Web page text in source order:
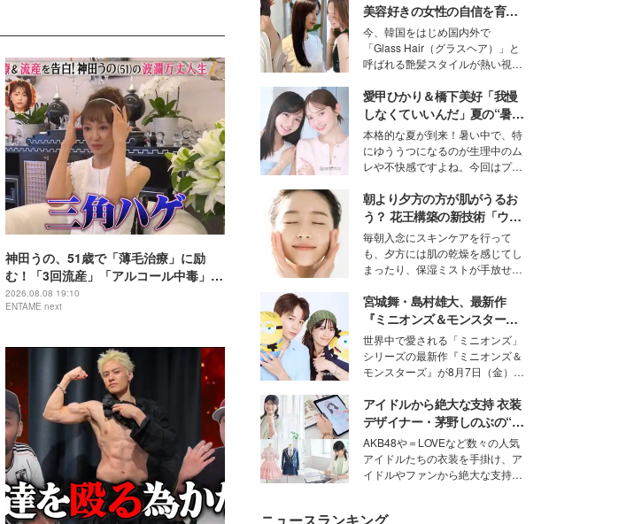
神田うの、51歳で「薄毛治療」に励
む！「3回流産」「アルコール中毒」自
身の過去を赤裸々告白
2026.08.08 19:10
ENTAME next
美容好きの女性の自信を育む
「ヘアケア事情」って？
今、韓国をはじめ国内外で
「Glass Hair（グラスヘア）」と
呼ばれる艶髪スタイルが熱い視線
ションの完成度を高めるベースと
して、“髪そのものの美しさ”に改
めて注目する人が増えている様
子。今回は、そんな憧れの艶やか
な髪を日常で叶える、美容好きの
女性たちのヘアケア事情を紹介し
ます。
愛甲ひかり＆橋下美好「我慢
しなくていいんだ」夏の“暑さ
対策”の新しい選択肢とは？
本格的な夏が到来！暑い中で、特
にゆううつになるのが生理中のム
レや不快感ですよね。今回はプラ
モデル・愛甲ひかりさんと橋下美
好さんを迎えて本音で女子会トー
ク。猛暑のお出かけを快適に過ご
すヒントや、2人が感動した夏の
生理の新常識にも迫りました。
朝より夕方の方が肌がうるお
う？ 花王構築の新技術「ウォ
ーターキャプチャリングスキ
ン（捕水肌）」がスキンケア
の常識を変える予感
毎朝入念にスキンケアを行って
も、夕方には肌の乾燥を感じてし
まったり、保湿ミストが手放せな
な美容の常識を大きく変える可能
性を秘めた、革新的な「Water
Capturing Skin（ウォーターキャ
プチャリングスキン：捕水肌）」
技術を、花王が構築した。
宮城舞・島村雄大、最新作
『ミニオンズ＆モンスター
ズ』の魅力熱弁 ハチャメチャ
だけじゃない“友情と絆”に感
動
世界中で愛される「ミニオンズ」
シリーズの最新作『ミニオンズ＆
モンスターズ』が8月7日（金）に
ニオン好き”という共通点を持つモ
デルの宮城舞と島村雄大の特別対
談をお届け！それぞれの視点か
ら、今作ならではの魅力や予想外
の感動をもたらす奥深いストーリ
ーについて熱く語り合ってもらっ
アイドルから絶大な支持 衣装
デザイナー・茅野しのぶの“可
愛い”を作る美学＜「シチズン
クロスシー」インタビュー＞
AKB48や＝LOVEなど数々の人気
アイドルたちの衣装を手掛け、ア
イドルやファンから絶大な支持を